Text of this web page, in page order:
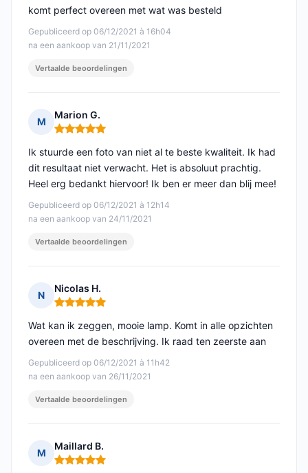
Gepubliceerd op 06/12/2021 à 16h04
na een aankoop van 21/11/2021
komt perfect overeen met wat was besteld
Vertaalde beoordelingen
M
Marion G.
Opmerking: 5 van 5
Gepubliceerd op 06/12/2021 à 12h14
na een aankoop van 24/11/2021
Ik stuurde een foto van niet al te beste kwaliteit. Ik had
dit resultaat niet verwacht. Het is absoluut prachtig.
Heel erg bedankt hiervoor! Ik ben er meer dan blij mee!
Vertaalde beoordelingen
N
Nicolas H.
Opmerking: 5 van 5
Gepubliceerd op 06/12/2021 à 11h42
na een aankoop van 26/11/2021
Wat kan ik zeggen, mooie lamp. Komt in alle opzichten
overeen met de beschrijving. Ik raad ten zeerste aan
Vertaalde beoordelingen
M
Maillard B.
Opmerking: 5 van 5